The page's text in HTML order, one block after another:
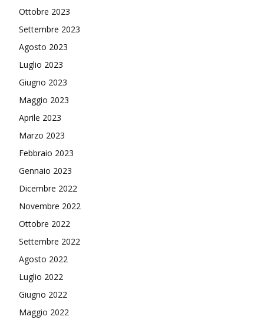
Ottobre 2023
Settembre 2023
Agosto 2023
Luglio 2023
Giugno 2023
Maggio 2023
Aprile 2023
Marzo 2023
Febbraio 2023
Gennaio 2023
Dicembre 2022
Novembre 2022
Ottobre 2022
Settembre 2022
Agosto 2022
Luglio 2022
Giugno 2022
Maggio 2022